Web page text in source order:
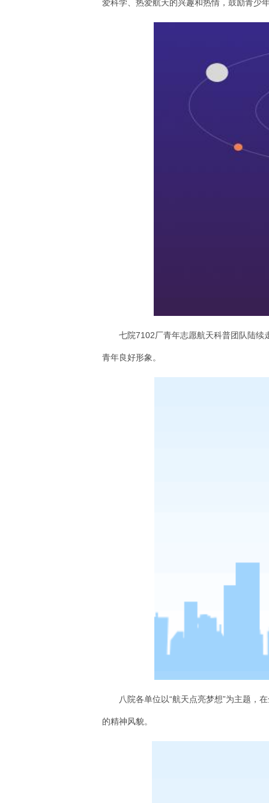
爱科学、热爱航天的兴趣和热情，鼓励青少
七院7102厂青年志愿航天科普团队陆续
青年良好形象。
八院各单位以“航天点亮梦想”为主题，
的精神风貌。